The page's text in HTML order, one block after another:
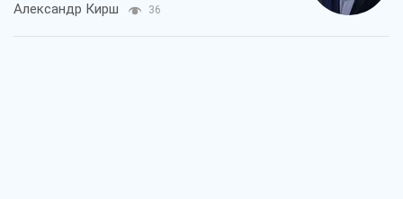
Александр Кирш 36